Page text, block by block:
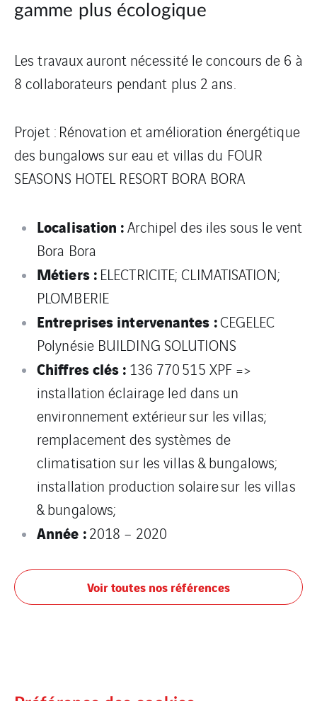
gamme plus écologique
Les travaux auront nécessité le concours de 6 à
8 collaborateurs pendant plus 2 ans.
Projet : Rénovation et amélioration énergétique
des bungalows sur eau et villas du FOUR
SEASONS HOTEL RESORT BORA BORA
Localisation :Archipel des iles sous le vent
Bora Bora
Métiers : ELECTRICITE; CLIMATISATION;
PLOMBERIE
Entreprises intervenantes :CEGELEC
Polynésie BUILDING SOLUTIONS
Chiffres clés : 136 770 515 XPF =>
installation éclairage led dans un
environnement extérieur sur les villas;
remplacement des systèmes de
climatisation sur les villas & bungalows;
installation production solaire sur les villas
& bungalows;
Année :2018 – 2020
Voir toutes nos références
Building Solutions